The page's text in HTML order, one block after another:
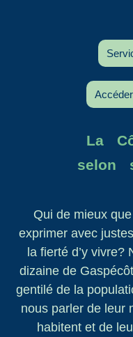
La
selon
Qui de mieux
exprimer avec
la fierté d’y vivre?
dizaine de
gentilé de la
nous parler de leur
habitent et de